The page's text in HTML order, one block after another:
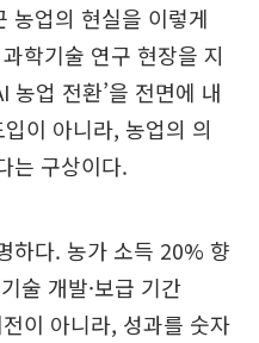
농업의 현실을 이렇게
학기술 연구 현장을 지
농업 전환’을 전면에 내
이 아니라, 농업의 의
는 구상이다.
하다. 농가 소득 20% 향
술 개발·보급 기간
이 아니라, 성과를 숫자